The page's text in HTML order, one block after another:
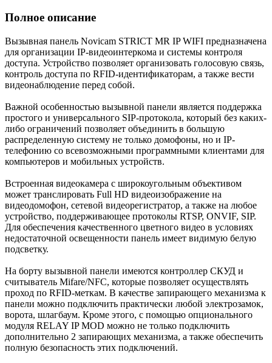
Полное описание
Вызывная панель Novicam STRICT MR IP WIFI предназначена
для организации IP-видеоинтеркома и системы контроля
доступа. Устройство позволяет организовать голосовую связь,
контроль доступа по RFID-идентификаторам, а также вести
видеонаблюдение перед собой.
Важной особенностью вызывной панели является поддержка
простого и универсального SIP-протокола, который без каких-
либо ограничений позволяет объединить в большую
распределенную систему не только домофоны, но и IP-
телефонию со всевозможными программными клиентами для
компьютеров и мобильных устройств.
Встроенная видеокамера с широкоугольным объективом
может транслировать Full HD видеоизображение на
видеодомофон, сетевой видеорегистратор, а также на любое
устройство, поддерживающее протоколы RTSP, ONVIF, SIP.
Для обеспечения качественного цветного видео в условиях
недостаточной освещенности панель имеет видимую белую
подсветку.
На борту вызывной панели имеются контроллер СКУД и
считыватель Mifare/NFC, которые позволяет осуществлять
проход по RFID-меткам. В качестве запирающего механизма к
панели можно подключить практически любой электрозамок,
ворота, шлагбаум. Кроме этого, с помощью опционального
модуля RELAY IP MOD можно не только подключить
дополнительно 2 запирающих механизма, а также обеспечить
полную безопасность этих подключений.